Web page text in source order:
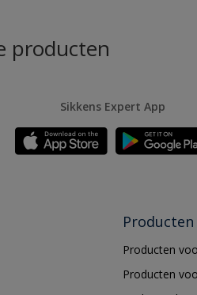
producten
Sikkens Expert App
Producten
Producten
Producten